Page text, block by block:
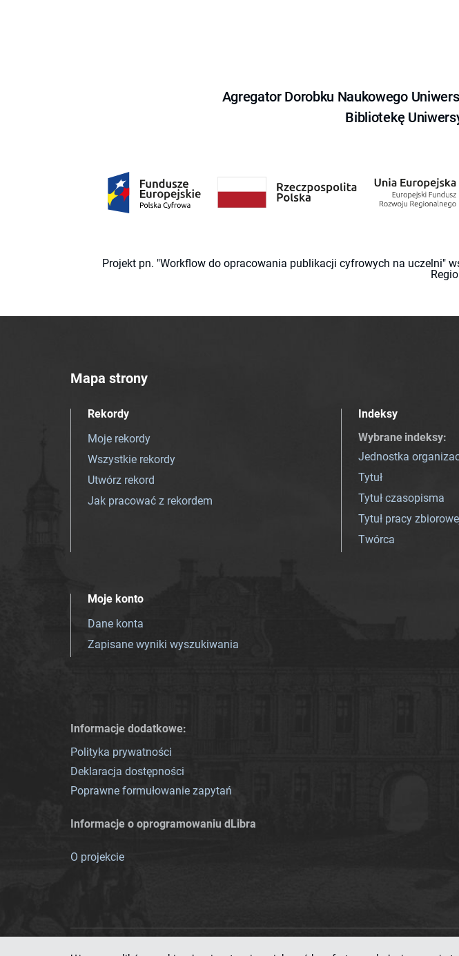
Agregator Dorobku Naukowego
Bibliotekę
Projekt pn. "Workflow do opracowania publikacji cyfrowych na uczelni"
Mapa strony
Rekordy
Moje rekordy
Wszystkie rekordy
Utwórz rekord
Jak pracować z rekordem
Indeksy
Wybrane indeksy:
Jednostka
Tytuł
Tytuł czasopisma
Tytuł pracy
Twórca
Moje konto
Dane konta
Zapisane wyniki wyszukiwania
Informacje dodatkowe:
Polityka prywatności
Deklaracja dostępności
Poprawne formułowanie zapytań
Informacje o oprogramowaniu dLibra
O projekcie